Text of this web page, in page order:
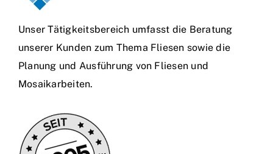
Unser Tätigkeitsbereich umfasst die Beratung
unserer Kunden zum Thema Fliesen sowie die
Planung und Ausführung von Fliesen und
Mosaikarbeiten.